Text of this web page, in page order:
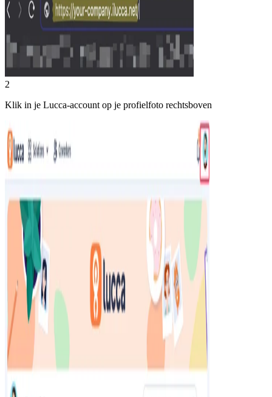
2
Klik in je Lucca-account op je profielfoto rechtsboven